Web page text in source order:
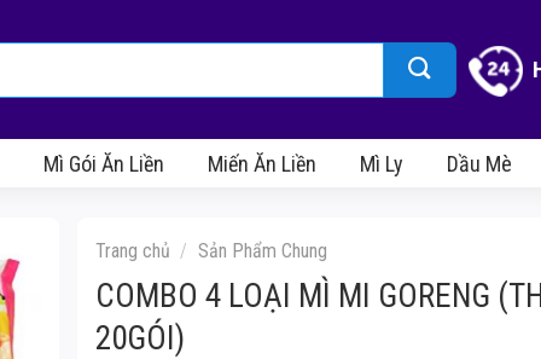
Mì Gói Ăn Liền Miến Ăn Liền Mì Ly Dầu Mè
Trang chủ / Sản Phẩm Chung
COMBO 4 LOẠI MÌ MI GORENG
20GÓI)